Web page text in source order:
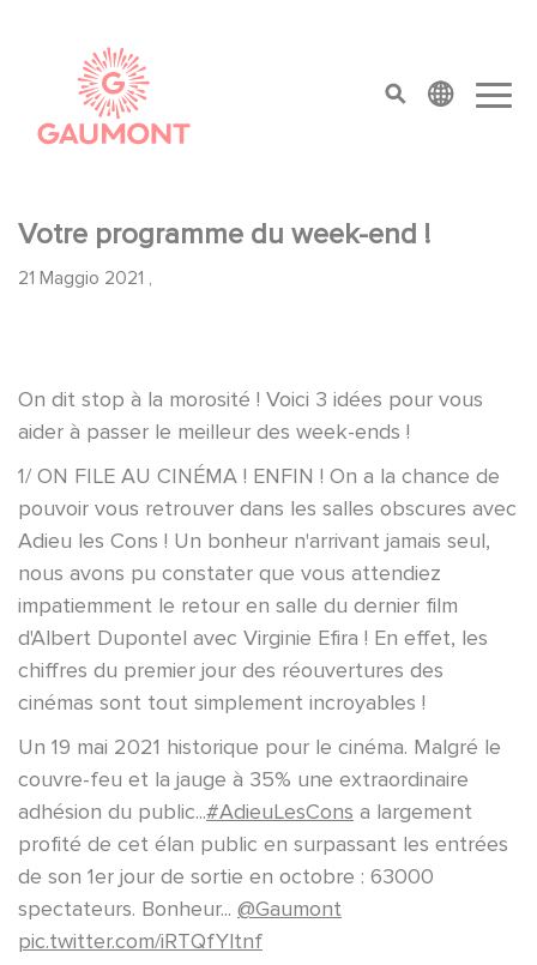
top menu
Votre programme du week-end !
21 Maggio 2021 ,
On dit stop à la morosité ! Voici 3 idées pour vous
aider à passer le meilleur des week-ends !
1/ ON FILE AU CINÉMA ! ENFIN ! On a la chance de
pouvoir vous retrouver dans les salles obscures avec
Adieu les Cons ! Un bonheur n'arrivant jamais seul,
nous avons pu constater que vous attendiez
impatiemment le retour en salle du dernier film
d'Albert Dupontel avec Virginie Efira ! En effet, les
chiffres du premier jour des réouvertures des
cinémas sont tout simplement incroyables !
Un 19 mai 2021 historique pour le cinéma. Malgré le
couvre-feu et la jauge à 35% une extraordinaire
adhésion du public...#AdieuLesCons a largement
profité de cet élan public en surpassant les entrées
de son 1er jour de sortie en octobre : 63000
spectateurs. Bonheur... @Gaumont
pic.twitter.com/iRTQfYltnf